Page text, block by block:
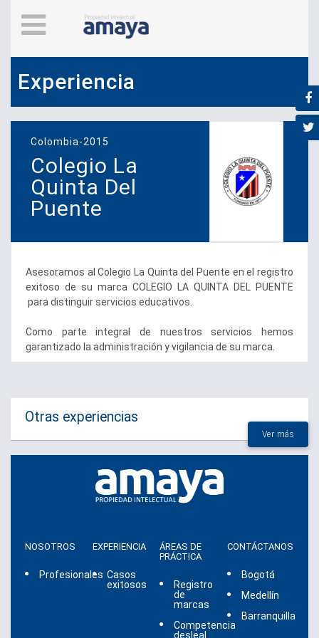
Experiencia
Colombia-2015
Colegio La
Quinta Del
Puente
Asesoramos al Colegio La Quinta del Puente en el registro
exitoso de su marca COLEGIO LA QUINTA DEL PUENTE
para distinguir servicios educativos.
Como parte integral de nuestros servicios hemos
garantizado la administración y vigilancia de su marca.
Otras experiencias
Ver más
NOSOTROS
Profesionales
EXPERIENCIA
Casos
exitosos
ÁREAS DE
PRÁCTICA
Registro
de
marcas
Competencia
desleal
CONTÁCTANOS
Bogotá
Medellín
Barranquilla